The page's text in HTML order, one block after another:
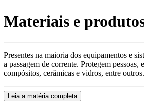
Materiais e
Presentes na maioria dos equipamentos e
a passagem de corrente. Protegem
compósitos, cerâmicas e vidros, entre
Leia a matéria completa